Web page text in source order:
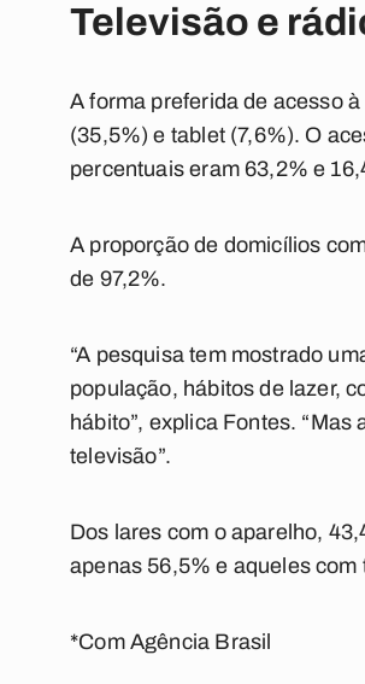
Televisão e
A forma preferida de acesso
(35,5%) e tablet (7,6%). O
percentuais eram 63,2% e
A proporção de domicílios
de 97,2%.
“A pesquisa tem mostrado
população, hábitos de lazer,
hábito”, explica Fontes.
televisão”.
Dos lares com o aparelho,
apenas 56,5% e aqueles
*Com Agência Brasil